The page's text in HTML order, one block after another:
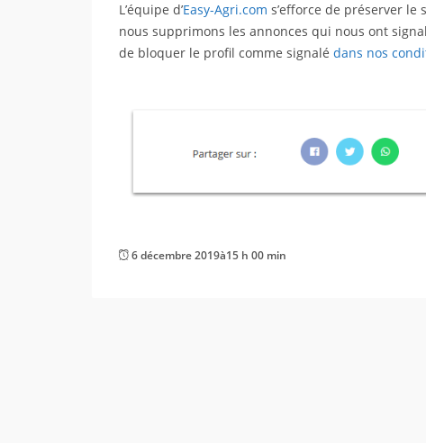
L’équipe d’Easy-Agri.com s’efforce de préserver le
nous supprimons les annonces qui nous ont
de bloquer le profil comme signalé dans nos
6 décembre 2019à15 h 00 min